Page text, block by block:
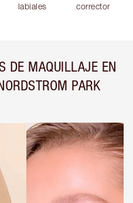
labiales
corrector
DE MAQUILLAJE EN
PARK